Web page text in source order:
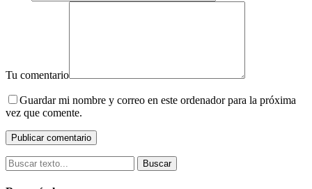
Tu comentario
Guardar mi nombre y correo en este ordenador para la próxima
vez que comente.
Buscar